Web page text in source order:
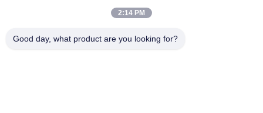
Biologisch abbaubares synthetisches Steinpapier 160um
2:14 PM
Good day, what product are you looking for?